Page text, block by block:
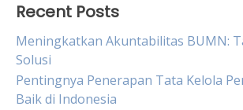
Recent Posts
Meningkatkan Akuntabilitas BUMN:
Solusi
Pentingnya Penerapan Tata Kelola
Baik di Indonesia